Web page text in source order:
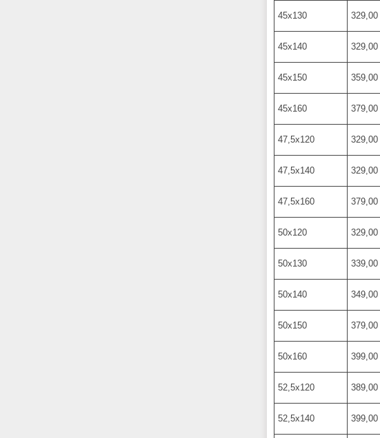
45х130 329,00
45х140 329,00
45х150 359,00
45х160 379,00
47,5х120 329,00
47,5х140 329,00
47,5х160 379,00
50х120 329,00
50х130 339,00
50х140 349,00
50х150 379,00
50х160 399,00
52,5х120 389,00
52,5х140 399,00